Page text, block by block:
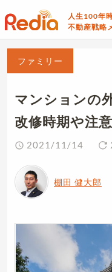
人生100年
不動産戦略
ファミリー
マンションの
改修時期や注
2021/11/14
棚田 健大郎